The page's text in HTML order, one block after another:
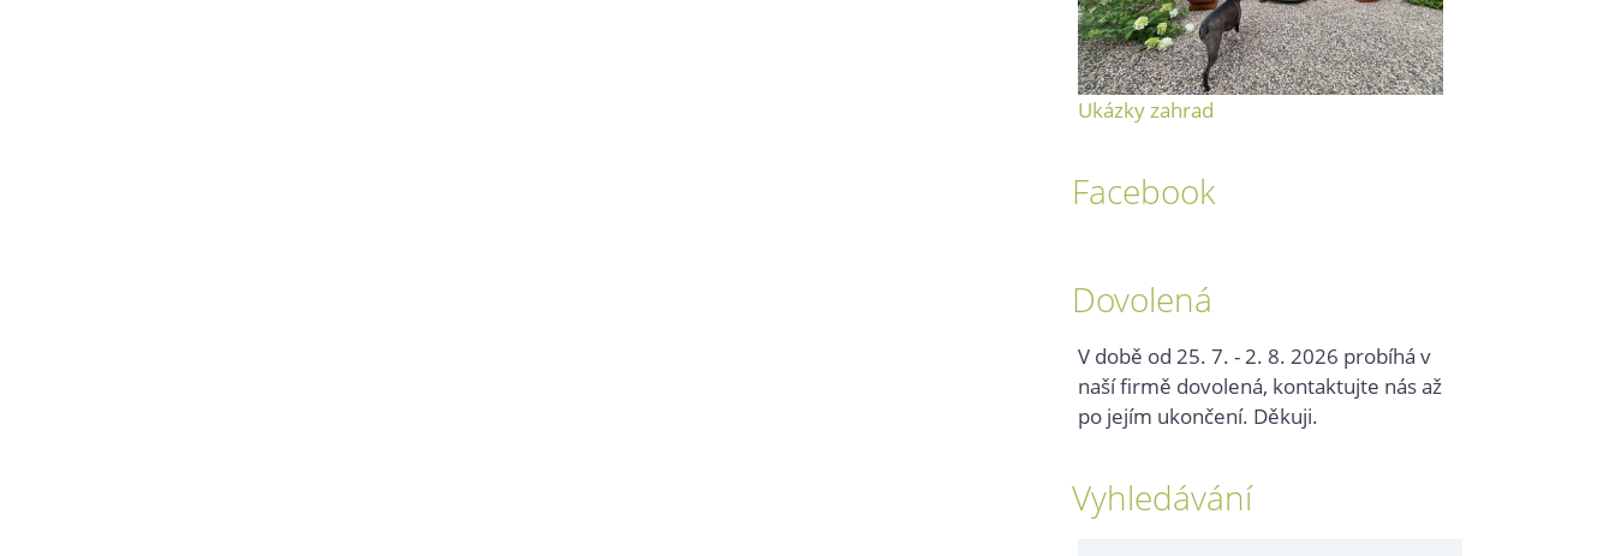
Ukázky zahrad
Facebook
Dovolená
V době od 25. 7. - 2. 8. 2026 probíhá v
naší firmě dovolená, kontaktujte nás až
po jejím ukončení. Děkuji.
Vyhledávání